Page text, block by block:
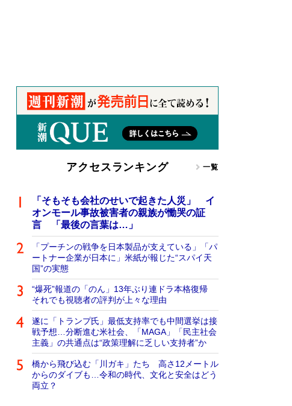
アクセスランキング 一覧
「そもそも会社のせいで起きた人災」 イ
オンモール事故被害者の親族が慟哭の証
言 「最後の言葉は…」
「プーチンの戦争を日本製品が支えている」「パ
ートナー企業が日本に」米紙が報じた“スパイ天
国”の実態
“爆死”報道の「のん」13年ぶり連ドラ本格復帰
それでも視聴者の評判が上々な理由
遂に「トランプ氏」最低支持率でも中間選挙は接
戦予想…分断進む米社会、「MAGA」「民主社会
主義」の共通点は“政策理解に乏しい支持者”か
橋から飛び込む「川ガキ」たち 高さ12メートル
からのダイブも…令和の時代、文化と安全はどう
両立？